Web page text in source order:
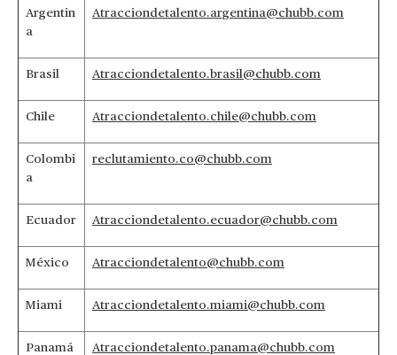
Argentin
a
Atracciondetalento.argentina@chubb.com
Brasil Atracciondetalento.brasil@chubb.com
Chile Atracciondetalento.chile@chubb.com
Colombi
a
reclutamiento.co@chubb.com
Ecuador Atracciondetalento.ecuador@chubb.com
México Atracciondetalento@chubb.com
Miami Atracciondetalento.miami@chubb.com
Panamá Atracciondetalento.panama@chubb.com